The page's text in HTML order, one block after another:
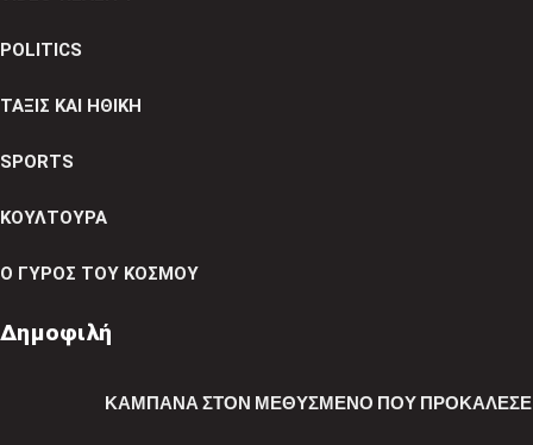
POLITICS
ΤΑΞΙΣ ΚΑΙ ΗΘΙΚΗ
SPORTS
ΚΟΥΛΤΟΥΡΑ
Ο ΓΥΡΟΣ ΤΟΥ ΚΟΣΜΟΥ
Δημοφιλή
ΚΑΜΠΆΝΑ ΣΤΟΝ ΜΕΘΥΣΜΈΝΟ ΠΟΥ ΠΡΟΚΆΛΕΣΕ